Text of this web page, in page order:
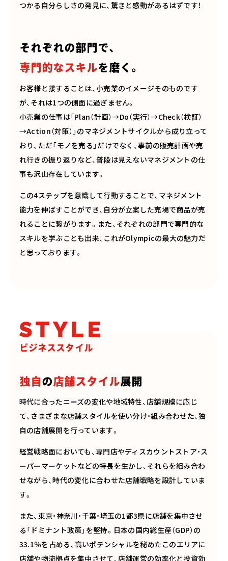
つかる自分らしさの発見に、驚きと感動があるはずです！
それぞれの部門で、
専門的なスキルを磨く。
お客様と接することは、小売業のイメージそのものです
が、それは1つの側面に過ぎません。
小売業の仕事は「Plan（計画）→Do（実行）→Check（検証）
→Action（対策）」のマネジメントサイクルから成り立って
おり、ただ「モノを売る」だけでなく、事前の販売計画や売
れ行きの振り返りなど、普段は見えないマネジメントの仕
事も沢山存在しています。
この4ステップを意識して行動することで、マネジメント
能力を伸ばすことができ、自分が立案した売場で商品が売
れることに繋がります。また、それぞれの部門で専門的な
スキルを学ぶことも出来、これがOlympicの最大の魅力だ
と思っております。
STYLE
ビジネススタイル
独自の店舗スタイル展開
時代に合ったニーズの変化や地域特性、店舗規模に応じ
て、さまざまな店舗スタイルを使い分け・組み合わせた、独
自の店舗展開を行っています。
経営戦略面においても、専門店やディスカウントストア・ス
ーパーマーケットなどの特長を生かし、それらを組み合わ
せながら、時代の変化に合わせた店舗戦略を設計していま
す。
また、東京・神奈川・千葉・埼玉の1都3県に店舗を集中させ
る「ドミナント政策」を堅持。日本の国内総生産（GDP）の
33.1％を占める、高いポテンシャルを秘めたこのエリアに
店舗や物流拠点を集中させて、店舗運営の効率化と投資効